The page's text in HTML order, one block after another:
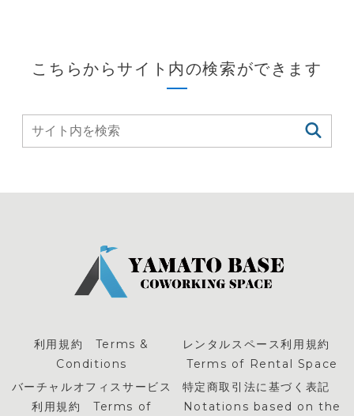
こちらからサイト内の検索ができます
利用規約 Terms &
Conditions
レンタルスペース利用規約
Terms of Rental Space
バーチャルオフィスサービス
利用規約 Terms of
特定商取引法に基づく表記
Notations based on the